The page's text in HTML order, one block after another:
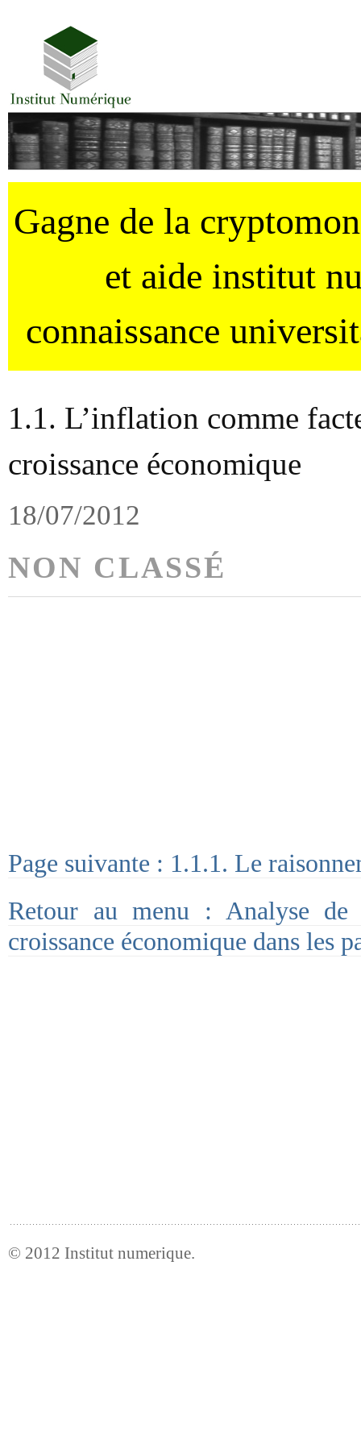
Gagne de la
et aide institut
connaissance
1.1. L’inflation comme
croissance économique
18/07/2012
NON CLASSÉ
Page suivante : 1.1.1. Le
Retour au menu : Analyse
croissance économique dans les
© 2012 Institut numerique.